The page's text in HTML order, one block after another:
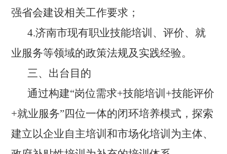
强省会建设相关工作要求；
4.济南市现有职业技能培训、评价、就
业服务等领域的政策法规及实践经验。
三、出台目的
通过构建“岗位需求+技能培训+技能评价
+就业服务”四位一体的闭环培养模式，探索
建立以企业自主培训和市场化培训为主体、